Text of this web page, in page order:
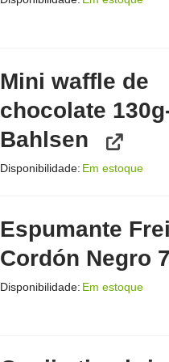
Mini waffle de
chocolate
Bahlsen
Disponibilidade: Em estoque
Espumante
Cordón Negro
Disponibilidade: Em estoque